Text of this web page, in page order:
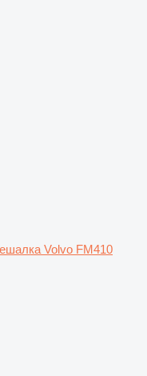
Volvo FM410